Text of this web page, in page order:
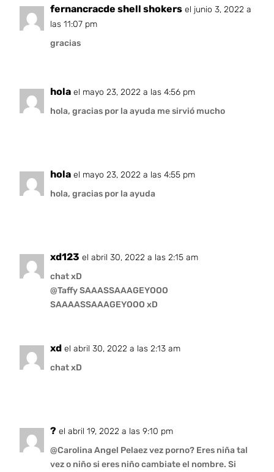
fernancracde shell shokers el junio 3, 2022 a
las 11:07 pm
gracias
hola el mayo 23, 2022 a las 4:56 pm
hola, gracias por la ayuda me sirvió mucho
hola el mayo 23, 2022 a las 4:55 pm
hola, gracias por la ayuda
xd123 el abril 30, 2022 a las 2:15 am
chat xD
@Taffy SAAASSAAAGEYOOO
SAAAASSAAAGEYOOO xD
xd el abril 30, 2022 a las 2:13 am
chat xD
? el abril 19, 2022 a las 9:10 pm
@Carolina Angel Pelaez vez porno? Eres niña tal
vez o niño si eres niño cambiate el nombre. Si